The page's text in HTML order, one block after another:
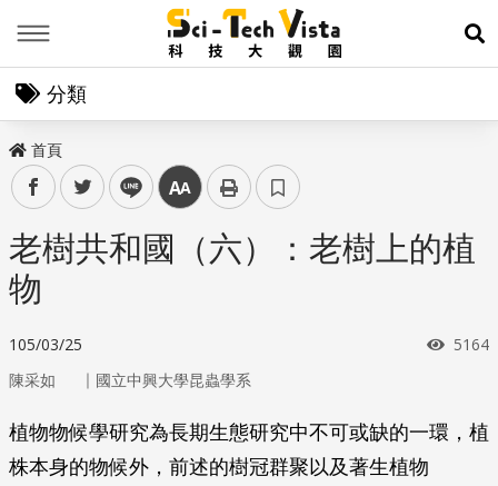
展
分類
首頁
facebooktwitter line 中
老樹共和國（六）：老樹上的植
物
105/03/25 瀏覽
5164
陳采如 ｜ 國立中興大學昆蟲學系
植物物候學研究為長期生態研究中不可或缺的一環，植
株本身的物候外，前述的樹冠群聚以及著生植物